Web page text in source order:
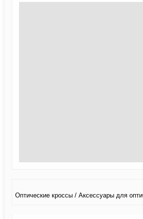
Оптические кроссы / Аксессуары для